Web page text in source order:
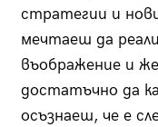
стратегии и
мечтаеш да
въображение и
достатъчно да
осъзнаеш, че е